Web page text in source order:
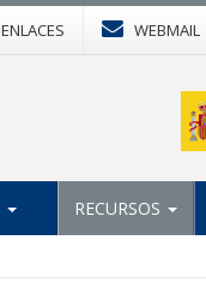
ENLACES WEBMAIL
RECURSOS